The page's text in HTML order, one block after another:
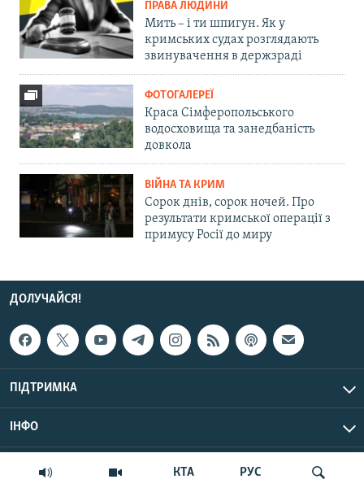
КТА РУС
ПРАВА ЛЮДИНИ
Мить – і ти шпигун. Як у
кримських судах розглядають
звинувачення в держзраді
ФОТОГАЛЕРЕЇ
Краса Сімферопольського
водосховища та занедбаність
довкола
ВІЙНА ТА КРИМ
Сорок днів, сорок ночей. Про
результати кримської операції з
примусу Росії до миру
ДОЛУЧАЙСЯ!
ПІДТРИМКА
ІНФО
© Крим.Реалії, 2026 | Усі права застережено.